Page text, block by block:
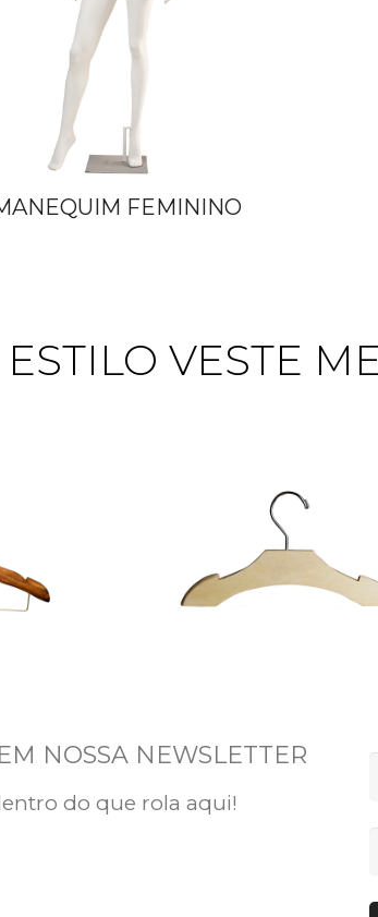
FEMININO
VESTE
EM NOSSA NEWSLETTER
do que rola aqui!